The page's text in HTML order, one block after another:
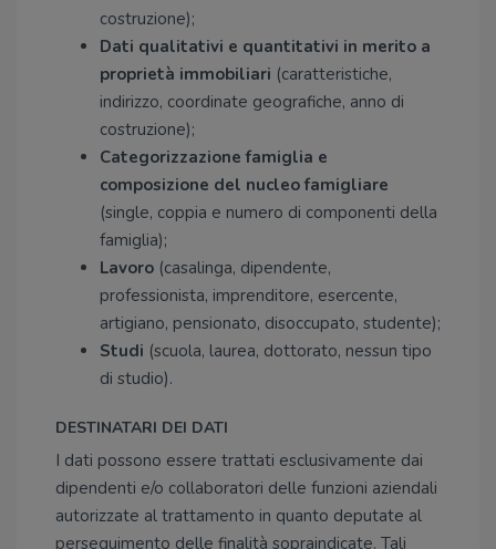
costruzione);
Dati qualitativi e quantitativi in merito a
proprietà immobiliari (caratteristiche,
indirizzo, coordinate geografiche, anno di
costruzione);
Categorizzazione famiglia e
composizione del nucleo famigliare
(single, coppia e numero di componenti della
famiglia);
Lavoro (casalinga, dipendente,
professionista, imprenditore, esercente,
artigiano, pensionato, disoccupato, studente);
Studi (scuola, laurea, dottorato, nessun tipo
di studio).
DESTINATARI DEI DATI
I dati possono essere trattati esclusivamente dai
dipendenti e/o collaboratori delle funzioni aziendali
autorizzate al trattamento in quanto deputate al
perseguimento delle finalità sopraindicate. Tali